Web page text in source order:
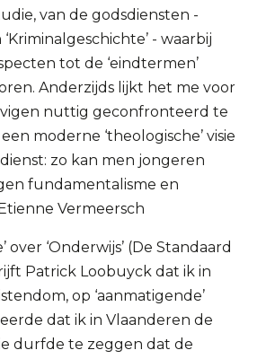
van de godsdiensten -
- waarbij
tot de ‘eindtermen’
Anderzijds lijkt het me voor
nuttig geconfronteerd te
moderne ‘theologische’ visie
zo kan men jongeren
fundamentalisme en
Vermeersch
over ‘Onderwijs’ (De Standaard
Patrick Loobuyck dat ik in
op ‘aanmatigende’
dat ik in Vlaanderen de
durfde te zeggen dat de